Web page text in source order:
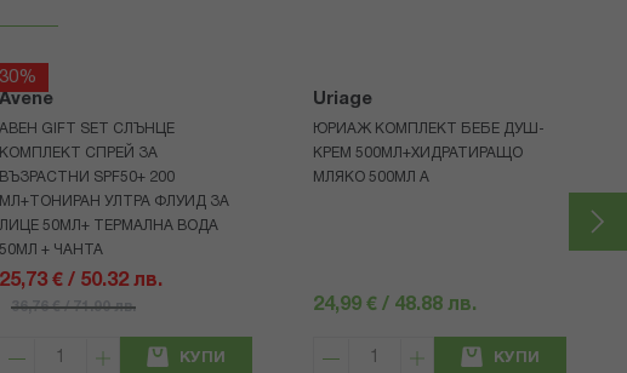
30%
Avene
АВЕН GIFT SET СЛЪНЦЕ
КОМПЛЕКТ СПРЕЙ ЗА
ВЪЗРАСТНИ SPF50+ 200
МЛ+ТОНИРАН УЛТРА ФЛУИД ЗА
ЛИЦЕ 50МЛ+ ТЕРМАЛНА ВОДА
50МЛ + ЧАНТА
25,73 € / 50.32 лв.
36,76 € / 71.90 лв.
КУПИ
Uriage
ЮРИАЖ КОМПЛЕКТ БЕБЕ ДУШ-
КРЕМ 500МЛ+ХИДРАТИРАЩО
МЛЯКО 500МЛ A
24,99 € / 48.88 лв.
КУПИ